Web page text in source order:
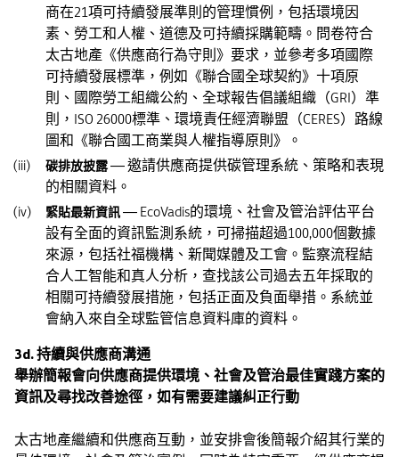
商在21項可持續發展準則的管理慣例，包括環境因
素、勞工和人權、道德及可持續採購範疇。問卷符合
太古地產《供應商行為守則》要求，並參考多項國際
可持續發展標準，例如《聯合國全球契約》十項原
則、國際勞工組織公約、全球報告倡議組織（GRI）準
則，ISO 26000標準、環境責任經濟聯盟（CERES）路線
圖和《聯合國工商業與人權指導原則》。
碳排放披露— 邀請供應商提供碳管理系統、策略和表現
的相關資料。
緊貼最新資訊— EcoVadis的環境、社會及管治評估平台
設有全面的資訊監測系統，可掃描超過100,000個數據
來源，包括社福機構、新聞媒體及工會。監察流程結
合人工智能和真人分析，查找該公司過去五年採取的
相關可持續發展措施，包括正面及負面舉措。系統並
會納入來自全球監管信息資料庫的資料。
3d. 持續與供應商溝通
舉辦簡報會向供應商提供環境、社會及管治最佳實踐方案的
資訊及尋找改善途徑，如有需要建議糾正行動
太古地產繼續和供應商互動，並安排會後簡報介紹其行業的